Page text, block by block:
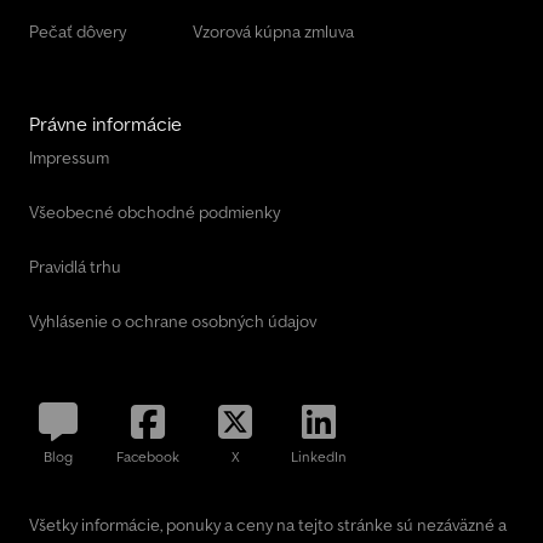
Pečať dôvery Vzorová kúpna zmluva
Právne informácie
Impressum
Všeobecné obchodné podmienky
Pravidlá trhu
Vyhlásenie o ochrane osobných údajov
Blog Facebook X LinkedIn
Všetky informácie, ponuky a ceny na tejto stránke sú nezáväzné a